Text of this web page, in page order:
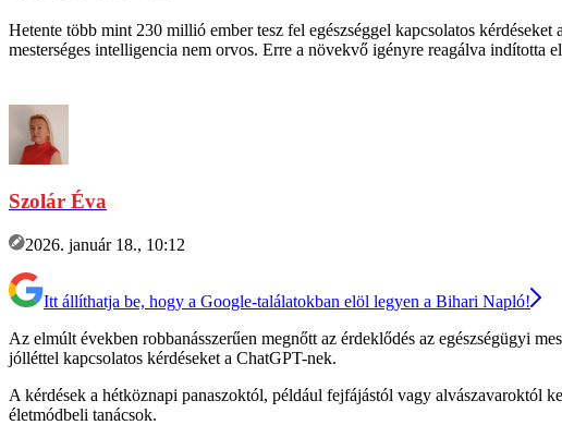
Hetente több mint 230 millió ember tesz fel egészséggel kapcsolatos
mesterséges intelligencia nem orvos. Erre a növekvő igényre reagálva
Szolár Éva
2026. január 18., 10:12
Itt állíthatja be, hogy a Google-találatokban elöl legyen a Bihari Napló!
Az elmúlt években robbanásszerűen megnőtt az érdeklődés az egészségügyi
jólléttel kapcsolatos kérdéseket a ChatGPT-nek.
A kérdések a hétköznapi panaszoktól, például fejfájástól vagy alvászavaroktól
életmódbeli tanácsok.